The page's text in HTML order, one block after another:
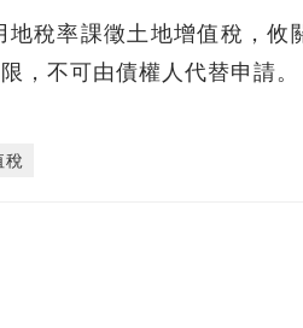
稅率課徵土地增值稅，攸
，不可由債權人代替申請。
稅